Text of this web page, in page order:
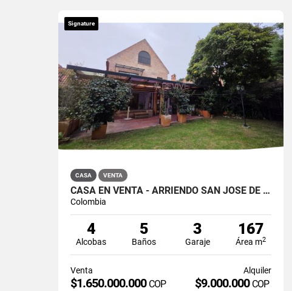
Signature
CASA VENTA
CASA EN VENTA - ARRIENDO SAN JOSÉ DE BAVARIA
Colombia
4
Alcobas
5
Baños
3
Garaje
167
Área m2
Venta
$1.650.000.000 COP
Alquiler
$9.000.000 COP